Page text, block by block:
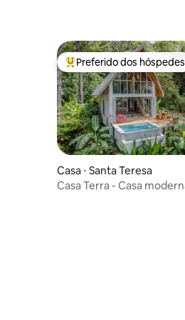
Entre os melhores
Preferido dos hóspedes
Casa ⋅ Santa Teresa
Casa Terra - Casa